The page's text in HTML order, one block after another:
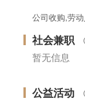
公司收购,劳
社会兼职
暂无信息
公益活动